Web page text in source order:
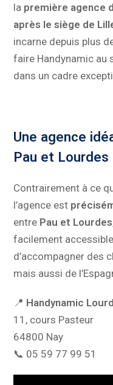
la première agence
après le siège de
incarne depuis plus
faire Handynamic au
dans un cadre
Une agence
Pau et Lourdes
Contrairement à ce
l’agence est
entre Pau et Lourdes
facilement
d’accompagner des
mais aussi de
📍 Handynamic
11, cours Pasteur
64800 Nay
📞 05 59 77 99 51